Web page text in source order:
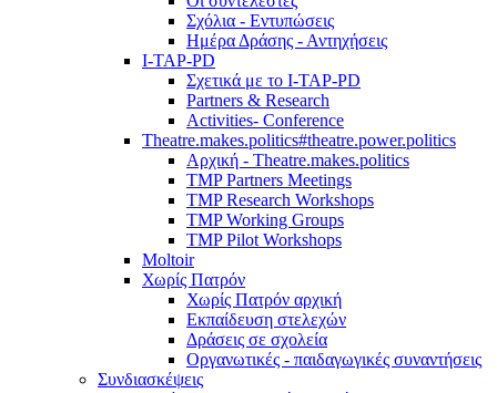
Σχόλια - Εντυπώσεις
Ημέρα Δράσης - Αντηχήσεις
I-TAP-PD
Σχετικά με το I-TAP-PD
Partners & Research
Activities- Conference
Theatre.makes.politics#theatre.power.politics
Αρχική - Theatre.makes.politics
TMP Partners Meetings
TMP Research Workshops
TMP Working Groups
TMP Pilot Workshops
Moltoir
Χωρίς Πατρόν
Χωρίς Πατρόν αρχική
Εκπαίδευση στελεχών
Δράσεις σε σχολεία
Οργανωτικές - παιδαγωγικές συναντήσεις
Συνδιασκέψεις